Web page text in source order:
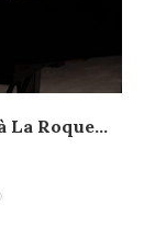
La Roque...